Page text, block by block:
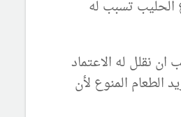
الحليب تسبب له
نقلل له الاعتماد
الطعام المنوع لأن